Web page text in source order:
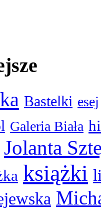
Bastelki esej
Galeria Biała
Jolanta
książki